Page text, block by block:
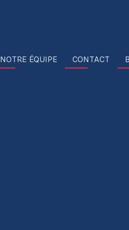
NOTRE ÉQUIPE CONTACT